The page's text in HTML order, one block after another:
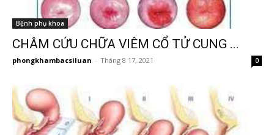
Bệnh phụ khoa
CHÂM CỨU CHỮA VIÊM CỔ TỬ CUNG ...
phongkhambacsiluan - Tháng 8 17, 2021 0